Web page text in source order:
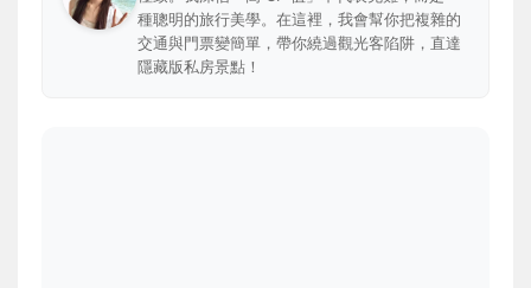
種聰明的旅行美學。在這裡，我會幫你把複雜的
交通與門票變簡單，帶你繞過觀光客陷阱，直達
隱藏版私房景點！